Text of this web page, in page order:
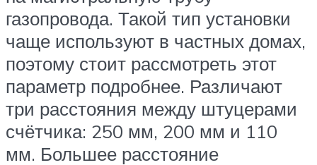
газопровода. Такой тип установки
чаще используют в частных домах,
поэтому стоит рассмотреть этот
параметр подробнее. Различают
три расстояния между штуцерами
счётчика: 250 мм, 200 мм и 110
мм. Большее расстояние